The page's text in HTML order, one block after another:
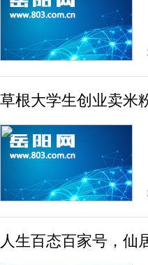
草根大学生创业卖米
人生百态百家号，仙